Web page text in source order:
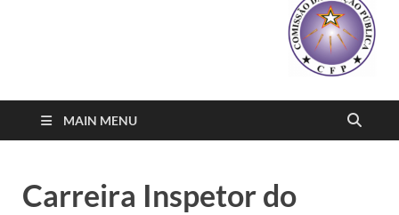
MAIN MENU
Carreira Inspetor do